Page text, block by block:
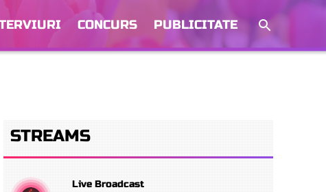
CONCURS PUBLICITATE
STREAMS
Live Broadcast